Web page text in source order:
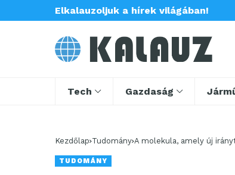
Elkalauzoljuk a hírek világában!
Tech Gazdaság
Kezdőlap Tudomány A molekula, amely új
TUDOMÁNY